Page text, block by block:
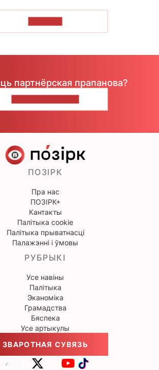
партнёрская прапанова?
ПОЗІРК
Пра нас
ПОЗІРК+
Кантакты
Палітыка cookie
Палітыка прыватнасці
Палажэнні і ўмовы
РУБРЫКІ
Усе навіны
Палітыка
Эканоміка
Грамадства
Бяспека
Усе артыкулы
ЗВАРОТНАЯ СУВЯЗЬ